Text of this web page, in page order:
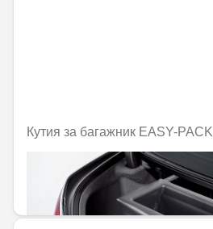
Кутия за багажник EASY-PACK
Не е налично онлайн
415,57 € / 812,79 лв.